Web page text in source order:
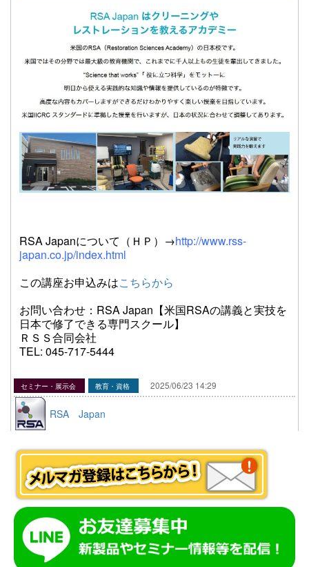
RSA Japanについて（ＨＰ）→http://www.rss-
japan.co.jp/index.html
この講座お申込みはこちらから
お問い合わせ：RSA Japan【米国RSAの講義と実技を
日本で修了できる専門スクール】
ＲＳＳ合同会社
TEL: 045-717-5444
セミナー・展示会 教育・資格 2025/06/23 14:29
RSA Japan